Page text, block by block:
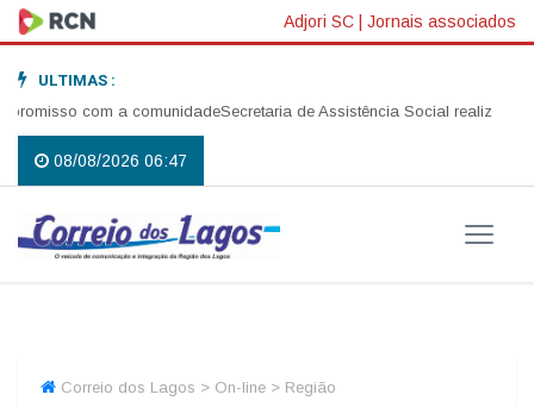
Adjori SC | Jornais associados
ULTIMAS :
a comunidadeSecretaria de Assistência Social realiza abertura da
08/08/2026 06:47
Correio dos Lagos > On-line > Região